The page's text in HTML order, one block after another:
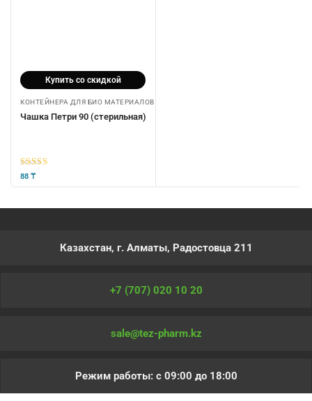
Купить со скидкой
КОНТЕЙНЕРА ДЛЯ БИО МАТЕРИАЛОВ
Чашка Петри 90 (стерильная)
5из 5
88 ₸
Казахстан, г. Алматы, Радостовца 211
+7 (707) 020 10 20
sale@tez-pharm.kz
Режим работы: с 09:00 до 18:00